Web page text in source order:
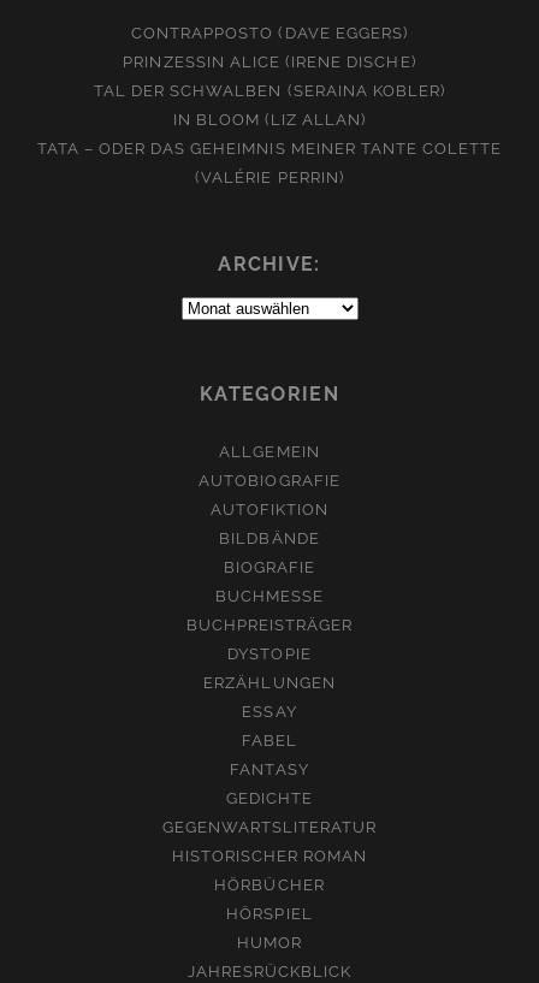
CONTRAPPOSTO (DAVE EGGERS)
PRINZESSIN ALICE (IRENE DISCHE)
TAL DER SCHWALBEN (SERAINA KOBLER)
IN BLOOM (LIZ ALLAN)
TATA – ODER DAS GEHEIMNIS MEINER TANTE COLETTE
(VALÉRIE PERRIN)
ARCHIVE:
Archive:
KATEGORIEN
ALLGEMEIN
AUTOBIOGRAFIE
AUTOFIKTION
BILDBÄNDE
BIOGRAFIE
BUCHMESSE
BUCHPREISTRÄGER
DYSTOPIE
ERZÄHLUNGEN
ESSAY
FABEL
FANTASY
GEDICHTE
GEGENWARTSLITERATUR
HISTORISCHER ROMAN
HÖRBÜCHER
HÖRSPIEL
HUMOR
JAHRESRÜCKBLICK